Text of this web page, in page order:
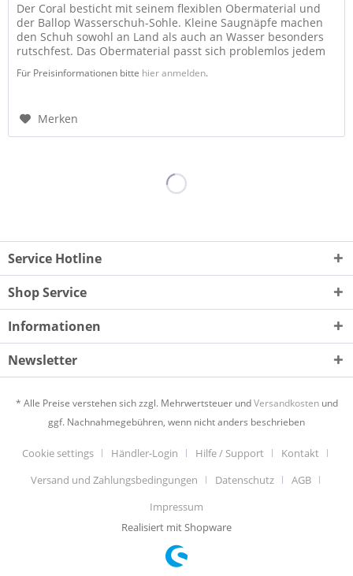
Der Coral besticht mit seinem flexiblen Obermaterial und
der Ballop Wasserschuh-Sohle. Kleine Saugnäpfe machen
den Schuh sowohl an Land als auch an Wasser besonders
rutschfest. Das Obermaterial passt sich problemlos jedem
Für Preisinformationen bitte hier anmelden.
Merken
Service Hotline
Shop Service
Informationen
Newsletter
* Alle Preise verstehen sich zzgl. Mehrwertsteuer undVersandkostenund
ggf. Nachnahmegebühren, wenn nicht anders beschrieben
Cookie settings Händler-Login Hilfe / Support
Kontakt
Versand und Zahlungsbedingungen
Datenschutz
AGB
Impressum
Realisiert mit Shopware